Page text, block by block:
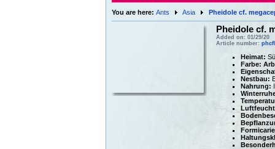
You are here: Ants Asia Pheidole cf.
Pheidole cf.
Added on: 01/29/20
Article number:
Heimat:
Farbe:
Nestbau:
Nahrung: